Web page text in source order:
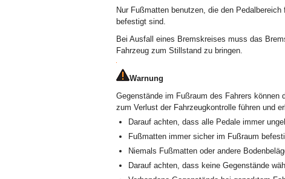
Nur Fußmatten benutzen, die den
befestigt sind.
Bei Ausfall eines Bremskreises muss das
Fahrzeug zum Stillstand zu bringen.
Warnung
Gegenstände im Fußraum des Fahrers können
zum Verlust der Fahrzeugkontrolle führen und
Darauf achten, dass alle Pedale immer
Fußmatten immer sicher im Fußraum
Niemals Fußmatten oder andere
Darauf achten, dass keine Gegenstände